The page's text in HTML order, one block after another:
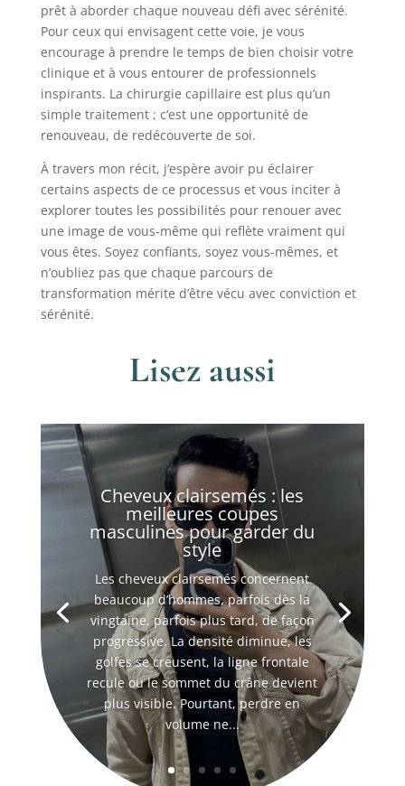
prêt à aborder chaque nouveau défi avec sérénité.
Pour ceux qui envisagent cette voie, je vous
encourage à prendre le temps de bien choisir votre
clinique et à vous entourer de professionnels
inspirants. La chirurgie capillaire est plus qu’un
simple traitement ; c’est une opportunité de
renouveau, de redécouverte de soi.
À travers mon récit, j’espère avoir pu éclairer
certains aspects de ce processus et vous inciter à
explorer toutes les possibilités pour renouer avec
une image de vous-même qui reflète vraiment qui
vous êtes. Soyez confiants, soyez vous-mêmes, et
n’oubliez pas que chaque parcours de
transformation mérite d’être vécu avec conviction et
sérénité.
Lisez aussi
Cheveux clairsemés : les
meilleures coupes
masculines pour garder du
style
Les cheveux clairsemés concernent
beaucoup d’hommes, parfois dès la
vingtaine, parfois plus tard, de façon
progressive. La densité diminue, les
golfes se creusent, la ligne frontale
recule ou le sommet du crâne devient
plus visible. Pourtant, perdre en
volume ne...